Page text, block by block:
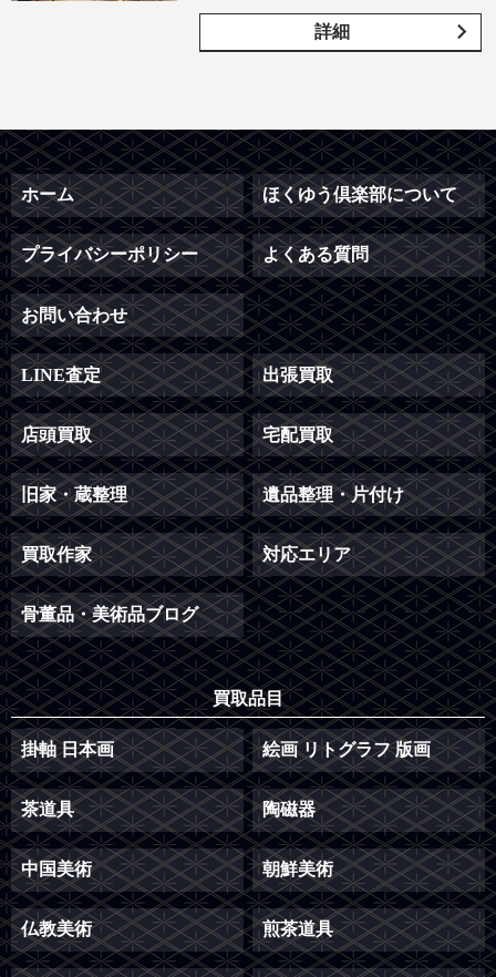
詳細
ホーム ほくゆう倶楽部について
プライバシーポリシー よくある質問
お問い合わせ
LINE査定 出張買取
店頭買取 宅配買取
旧家・蔵整理 遺品整理・片付け
買取作家 対応エリア
骨董品・美術品ブログ
買取品目
掛軸 日本画 絵画 リトグラフ 版画
茶道具 陶磁器
中国美術 朝鮮美術
仏教美術 煎茶道具